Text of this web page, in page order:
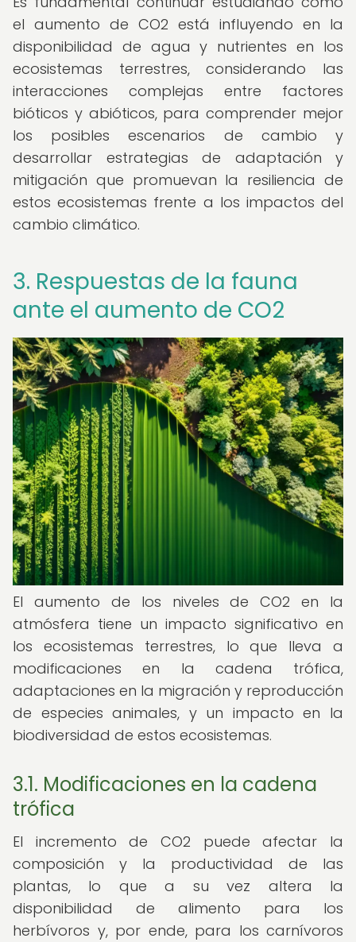
el aumento de CO2 está influyendo en la
disponibilidad de agua y nutrientes en los
ecosistemas terrestres, considerando las
interacciones complejas entre factores
bióticos y abióticos, para comprender mejor
los posibles escenarios de cambio y
desarrollar estrategias de adaptación y
mitigación que promuevan la resiliencia de
estos ecosistemas frente a los impactos del
cambio climático.
3. Respuestas de la fauna
ante el aumento de CO2
El aumento de los niveles de CO2 en la
atmósfera tiene un impacto significativo en
los ecosistemas terrestres, lo que lleva a
modificaciones en la cadena trófica,
adaptaciones en la migración y reproducción
de especies animales, y un impacto en la
biodiversidad de estos ecosistemas.
3.1. Modificaciones en la cadena
trófica
El incremento de CO2 puede afectar la
composición y la productividad de las
plantas, lo que a su vez altera la
disponibilidad de alimento para los
herbívoros y, por ende, para los carnívoros